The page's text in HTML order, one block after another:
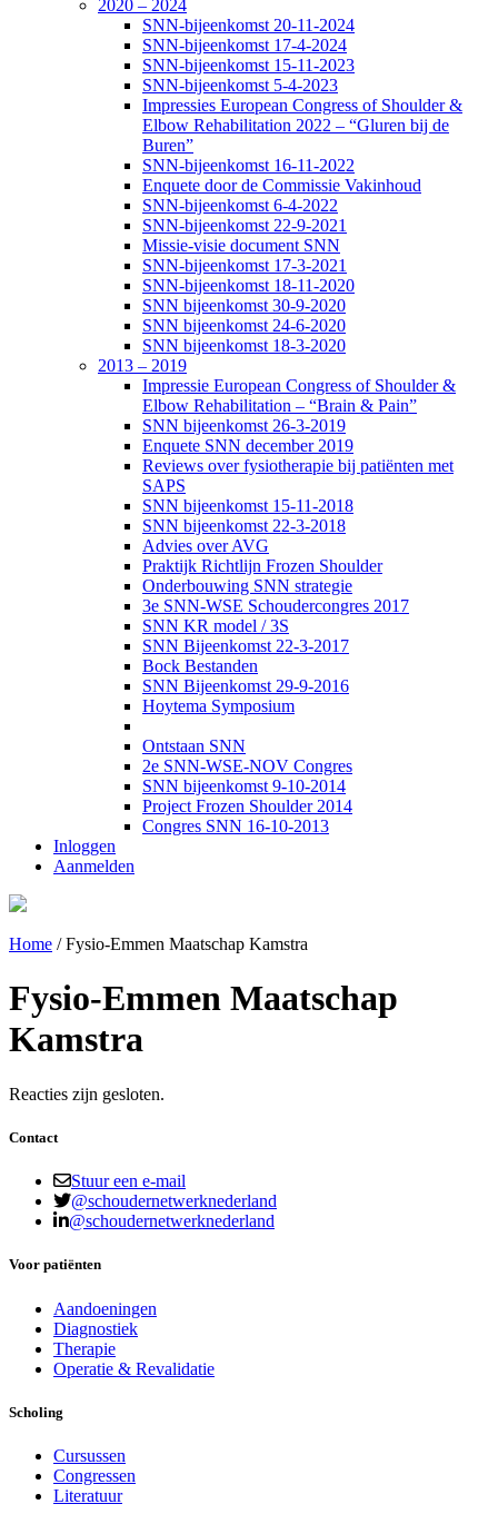
2020 – 2024
SNN-bijeenkomst 20-11-2024
SNN-bijeenkomst 17-4-2024
SNN-bijeenkomst 15-11-2023
SNN-bijeenkomst 5-4-2023
Impressies European Congress of Shoulder &
Elbow Rehabilitation 2022 – “Gluren bij de
Buren”
SNN-bijeenkomst 16-11-2022
Enquete door de Commissie Vakinhoud
SNN-bijeenkomst 6-4-2022
SNN-bijeenkomst 22-9-2021
Missie-visie document SNN
SNN-bijeenkomst 17-3-2021
SNN-bijeenkomst 18-11-2020
SNN bijeenkomst 30-9-2020
SNN bijeenkomst 24-6-2020
SNN bijeenkomst 18-3-2020
2013 – 2019
Impressie European Congress of Shoulder &
Elbow Rehabilitation – “Brain & Pain”
SNN bijeenkomst 26-3-2019
Enquete SNN december 2019
Reviews over fysiotherapie bij patiënten met
SAPS
SNN bijeenkomst 15-11-2018
SNN bijeenkomst 22-3-2018
Advies over AVG
Praktijk Richtlijn Frozen Shoulder
Onderbouwing SNN strategie
3e SNN-WSE Schoudercongres 2017
SNN KR model / 3S
SNN Bijeenkomst 22-3-2017
Bock Bestanden
SNN Bijeenkomst 29-9-2016
Hoytema Symposium
Ontstaan SNN
2e SNN-WSE-NOV Congres
SNN bijeenkomst 9-10-2014
Project Frozen Shoulder 2014
Congres SNN 16-10-2013
Inloggen
Aanmelden
Home /Fysio-Emmen Maatschap Kamstra
Fysio-Emmen Maatschap
Kamstra
Reacties zijn gesloten.
Contact
Stuur een e-mail
@schoudernetwerknederland
@schoudernetwerknederland
Voor patiënten
Aandoeningen
Diagnostiek
Therapie
Operatie & Revalidatie
Scholing
Cursussen
Congressen
Literatuur